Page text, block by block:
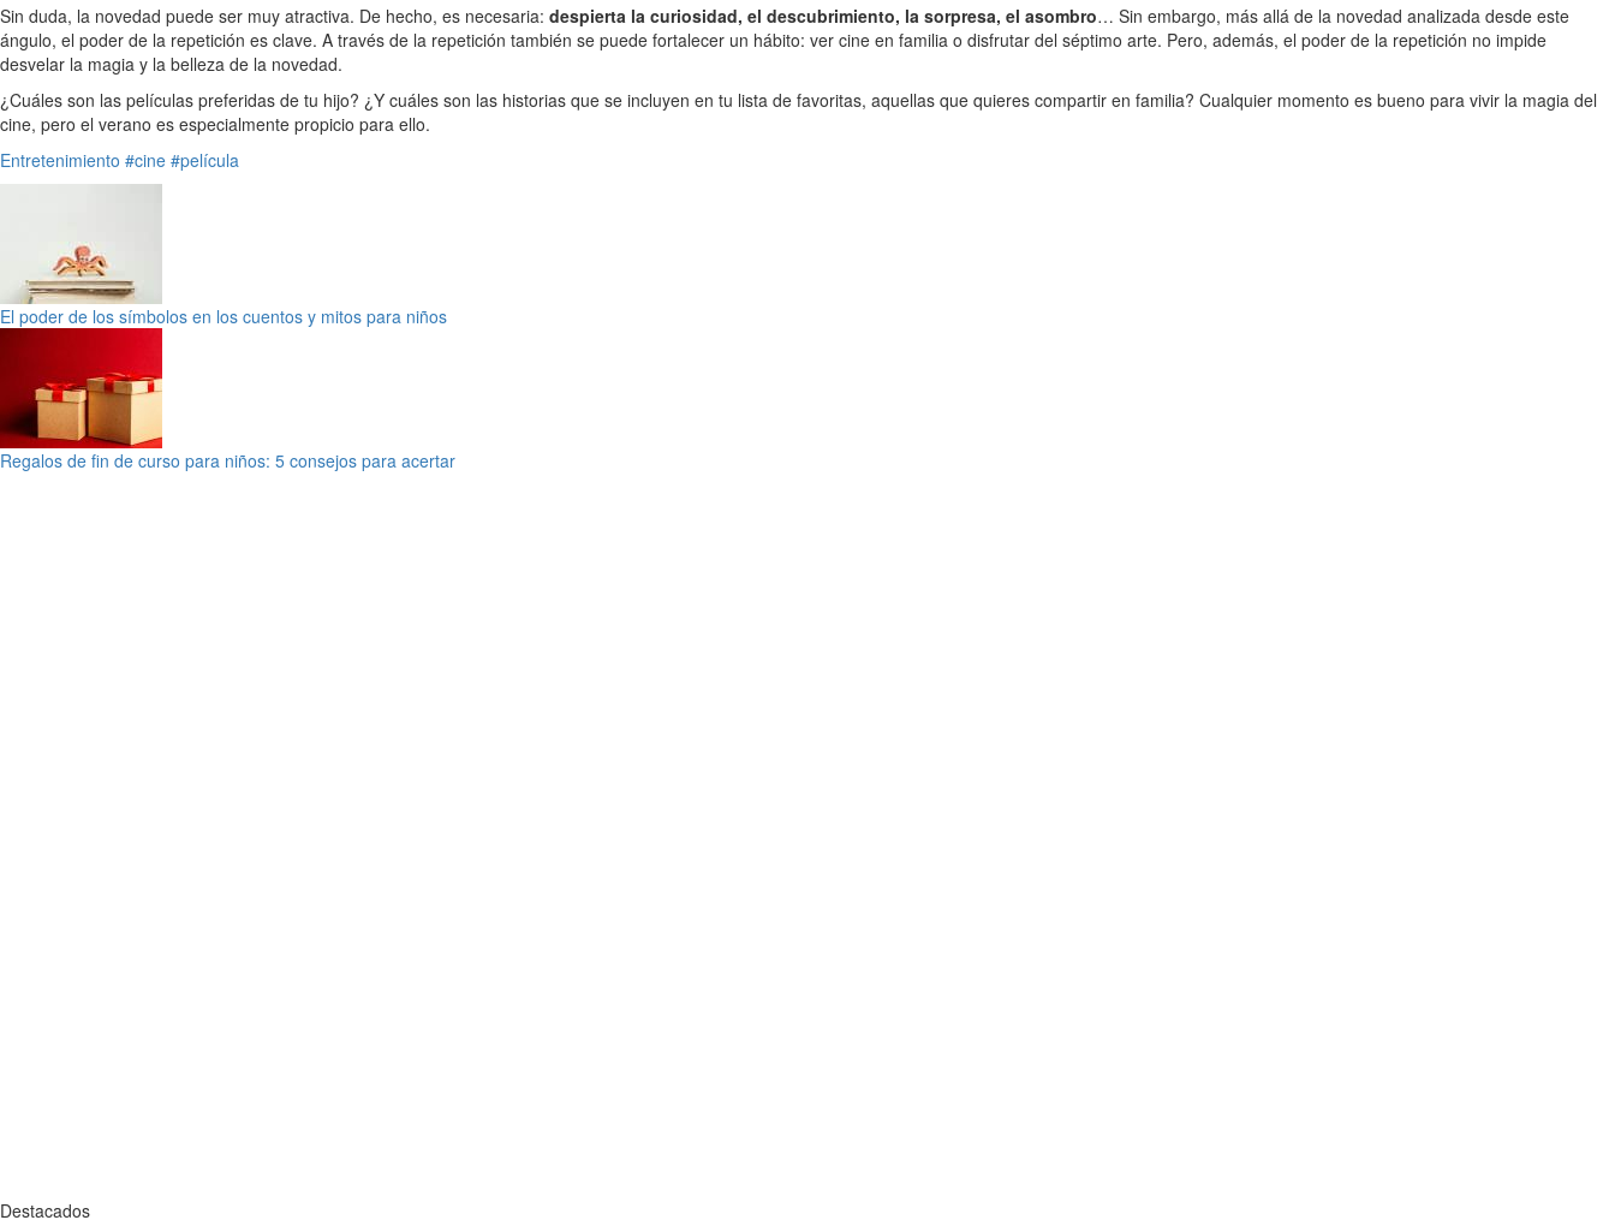
Sin duda, la novedad puede ser muy atractiva. De hecho, es necesaria: despierta la curiosidad, el descubrimiento, la sorpresa, el asombro… Sin embargo, más allá de la novedad analizada desde este
ángulo, el poder de la repetición es clave. A través de la repetición también se puede fortalecer un hábito: ver cine en familia o disfrutar del séptimo arte. Pero, además, el poder de la repetición no impide
desvelar la magia y la belleza de la novedad.
¿Cuáles son las películas preferidas de tu hijo? ¿Y cuáles son las historias que se incluyen en tu lista de favoritas, aquellas que quieres compartir en familia? Cualquier momento es bueno para vivir la magia del
cine, pero el verano es especialmente propicio para ello.
Entretenimiento #cine #película
El poder de los símbolos en los cuentos y mitos para niños
Regalos de fin de curso para niños: 5 consejos para acertar
Destacados